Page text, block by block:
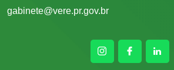
gabinete@vere.pr.gov.br